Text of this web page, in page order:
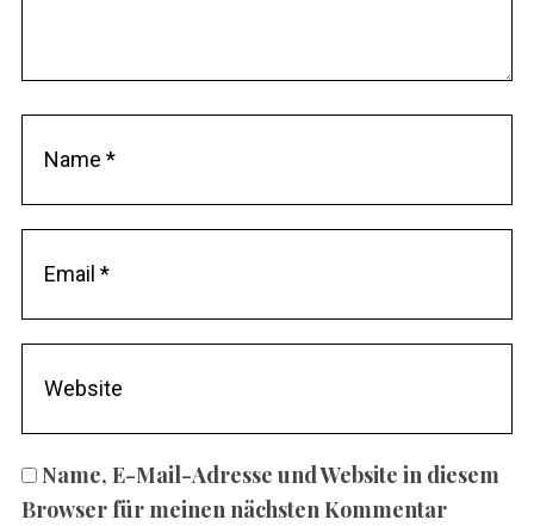
Name, E-Mail-Adresse und Website in diesem
Browser für meinen nächsten Kommentar